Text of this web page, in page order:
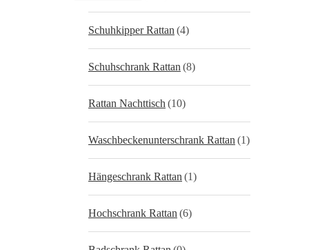
Schuhkipper Rattan (4)
Schuhschrank Rattan (8)
Rattan Nachttisch (10)
Waschbeckenunterschrank Rattan (1)
Hängeschrank Rattan (1)
Hochschrank Rattan (6)